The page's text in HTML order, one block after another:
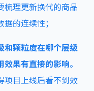
梳理更新换代的商品
的连续性；
和颗粒度在哪个层级
效果有直接的影响。
项目上线后看不到效